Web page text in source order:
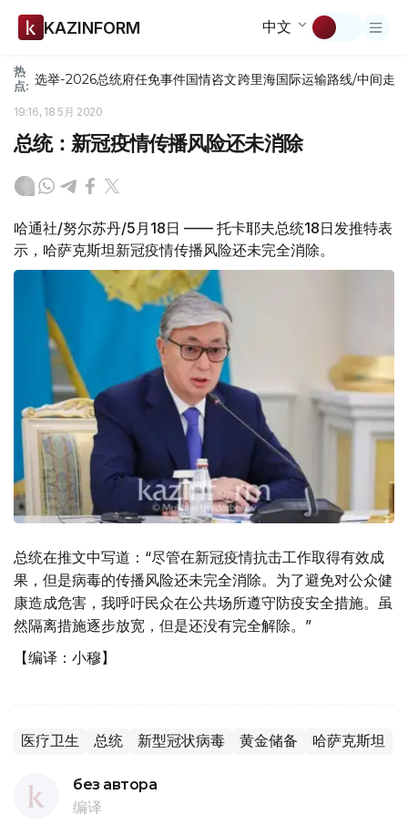
KAZINFORM 中文
热
点: 选举-2026总统府任免事件国情咨文跨里海国际运输路线/中间走廊
19:16, 18 5月 2020
总统：新冠疫情传播风险还未消除
哈通社/努尔苏丹/5月18日 —— 托卡耶夫总统18日发推特表
示，哈萨克斯坦新冠疫情传播风险还未完全消除。
总统在推文中写道：“尽管在新冠疫情抗击工作取得有效成
果，但是病毒的传播风险还未完全消除。为了避免对公众健
康造成危害，我呼吁民众在公共场所遵守防疫安全措施。虽
然隔离措施逐步放宽，但是还没有完全解除。”
【编译：小穆】
医疗卫生 总统 新型冠状病毒 黄金储备 哈萨克斯坦
без автора
编译